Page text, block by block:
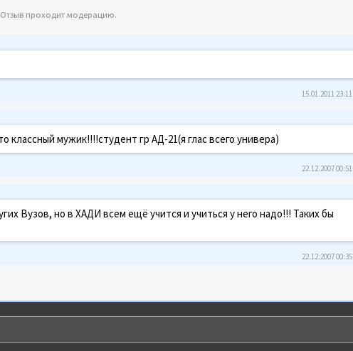
проходит модерацию.
15.01.2011 23:11
мужик!!!!студент гр АД-21(я глас всего универа)
22.12.2007 00:51
Вузов, но в ХАДИ всем ещё учится и учиться у него надо!!! Таких бы
22.12.2007 00:35